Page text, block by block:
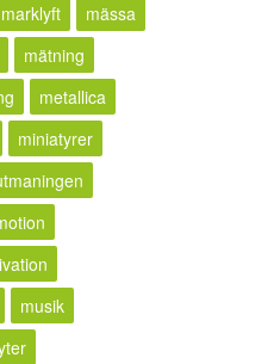
marklyft
mässa
mätning
metallica
miniatyrer
musik